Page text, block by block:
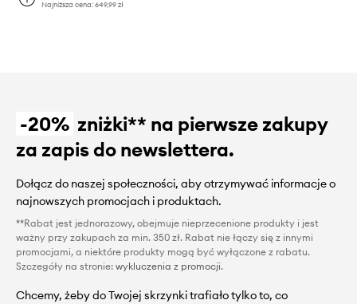
Najniższa cena:649,99 zł
-20% zniżki** na pierwsze zakupy
za zapis do newslettera.
Dołącz do naszej społeczności, aby otrzymywać informacje o
najnowszych promocjach i produktach.
**Rabat jest jednorazowy, obejmuje nieprzecenione produkty i jest
ważny przy zakupach za min. 350 zł. Rabat nie łączy się z innymi
promocjami, a niektóre produkty mogą być wyłączone z rabatu.
Szczegóły na stronie: wykluczenia z promocji.
Chcemy, żeby do Twojej skrzynki trafiało tylko to, co